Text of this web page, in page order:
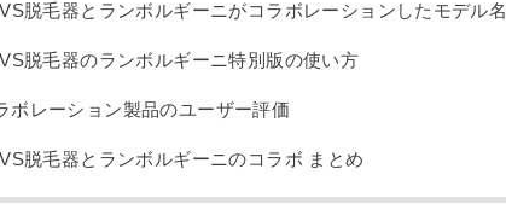
脱毛器とランボルギーニがコラボレーションしたモデル名
脱毛器のランボルギーニ特別版の使い方
ボレーション製品のユーザー評価
脱毛器とランボルギーニのコラボ まとめ